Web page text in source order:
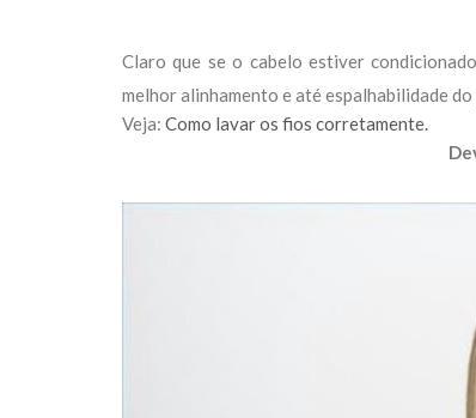
Claro que se o cabelo estiver
melhor alinhamento e até espalhabilidade do
Veja: Como lavar os fios corretamente.